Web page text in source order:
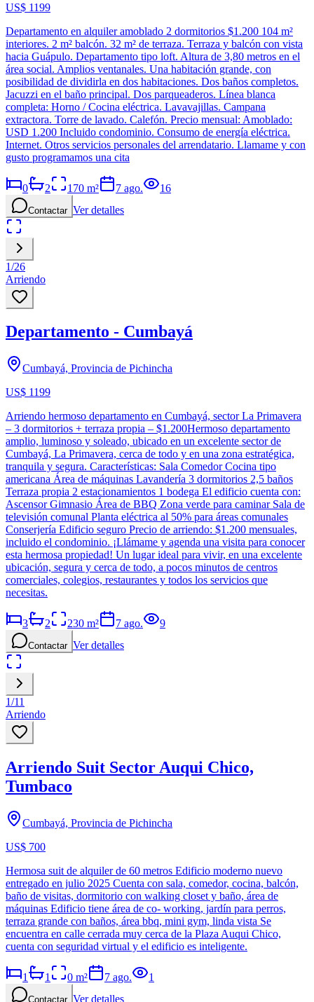
US$ 1199
Departamento en alquiler amoblado 2 dormitorios $1.200 104 m²
interiores. 2 m² balcón. 32 m² de terraza. Terraza y balcón con vista
hacia Guápulo. Departamento tipo loft. Altura de 3,80 metros en el
área social. Amplios ventanales. Una habitación grande, con
posibilidad de dividirla en dos habitaciones. Dos baños completos.
Jacuzzi en el baño principal. Dos parqueaderos. Línea blanca
completa: Horno / Cocina eléctrica. Lavavajillas. Campana
extractora. Torre de lavado. Calefón. Precio mensual: Amoblado:
USD 1.200 Incluido condominio. Consumo de energía eléctrica.
Internet. Otros servicios personales del arrendatario. Llamame y con
gusto programamos una cita
0 2 170 m² 7 ago. 16
Contactar Ver detalles
1/26
Arriendo
Departamento - Cumbayá
Cumbayá, Provincia de Pichincha
US$ 1199
Arriendo hermoso departamento en Cumbayá, sector La Primavera
– 3 dormitorios + terraza propia – $1.200Hermoso departamento
amplio, luminoso y soleado, ubicado en un excelente sector de
Cumbayá, La Primavera, cerca de todo y en una zona estratégica,
tranquila y segura. Características: Sala Comedor Cocina tipo
americana Área de máquinas Lavandería 3 dormitorios 2,5 baños
Terraza propia 2 estacionamientos 1 bodega El edificio cuenta con:
Ascensor Gimnasio Área de BBQ Zona verde para caminar Sala de
televisión comunal Planta eléctrica al 50% para áreas comunales
Conserjería Edificio seguro Precio de arriendo: $1.200 mensuales,
incluido el condominio. ¡Llámame y agenda una visita para conocer
esta hermosa propiedad! Un lugar ideal para vivir, en una excelente
ubicación, segura y cerca de todo, a pocos minutos de centros
comerciales, colegios, restaurantes y todos los servicios que
necesitas.
3 2 230 m² 7 ago. 9
Contactar Ver detalles
1/11
Arriendo
Arriendo Suit Sector Auqui Chico,
Tumbaco
Cumbayá, Provincia de Pichincha
US$ 700
Hermosa suit de alquiler de 60 metros Edificio moderno nuevo
entregado en julio 2025 Cuenta con sala, comedor, cocina, balcón,
baño de visitas, dormitorio con walking closet y baño, área de
máquinas Edificio tiene área de co- working, jardín para perros,
terraza grande con baños, área bbq, mini gym, linda vista Se
encuentra en calle cerrada muy cerca de la Plaza Auqui Chico,
cuenta con seguridad virtual y el edificio es inteligente.
1 1 0 m² 7 ago. 1
Contactar Ver detalles